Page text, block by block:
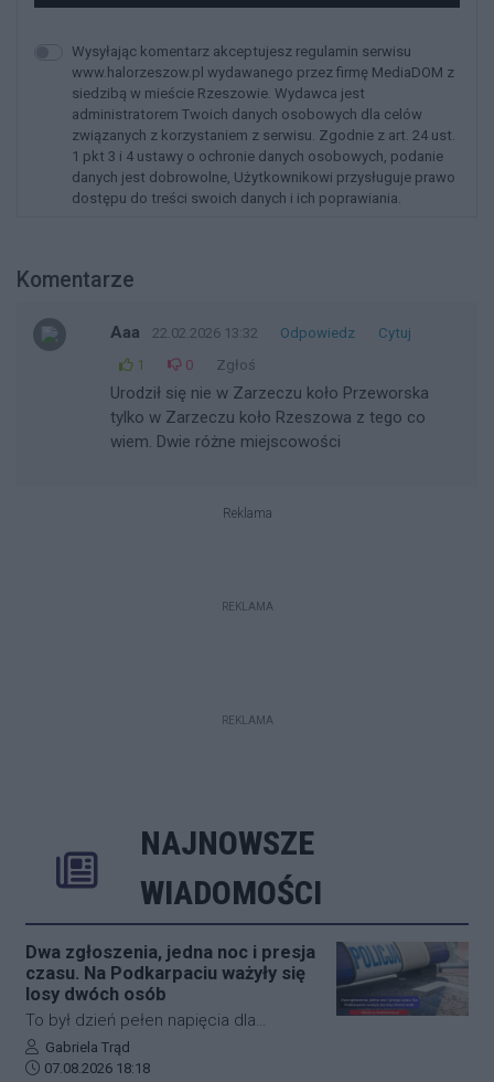
Wysyłając komentarz akceptujesz regulamin serwisu
www.halorzeszow.pl wydawanego przez firmę MediaDOM z
siedzibą w mieście Rzeszowie. Wydawca jest
administratorem Twoich danych osobowych dla celów
związanych z korzystaniem z serwisu. Zgodnie z art. 24 ust.
1 pkt 3 i 4 ustawy o ochronie danych osobowych, podanie
danych jest dobrowolne, Użytkownikowi przysługuje prawo
dostępu do treści swoich danych i ich poprawiania.
Komentarze
Aaa 22.02.2026 13:32 Odpowiedz
Cytuj
1
0 Zgłoś
Urodził się nie w Zarzeczu koło Przeworska
tylko w Zarzeczu koło Rzeszowa z tego co
wiem. Dwie różne miejscowości
Reklama
REKLAMA
REKLAMA
NAJNOWSZE
WIADOMOŚCI
Dwa zgłoszenia, jedna noc i presja
czasu. Na Podkarpaciu ważyły się
losy dwóch osób
To był dzień pełen napięcia dla
funkcjonariuszy z powiatu niżańskiego.
W ciągu zaledwie kilkunastu godzin
Autor artykułu:
Gabriela Trąd
Data dodania artykułu:
07.08.2026 18:18